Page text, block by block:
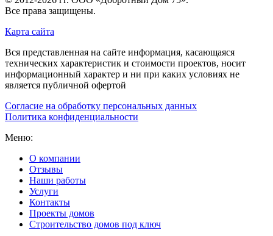
Все права защищены.
Карта сайта
Вся представленная на сайте информация, касающаяся
технических характеристик и стоимости проектов, носит
информационный характер и ни при каких условиях не
является публичной офертой
Согласие на обработку персональных данных
Политика конфиденциальности
Меню:
О компании
Отзывы
Наши работы
Услуги
Контакты
Проекты домов
Строительство домов под ключ